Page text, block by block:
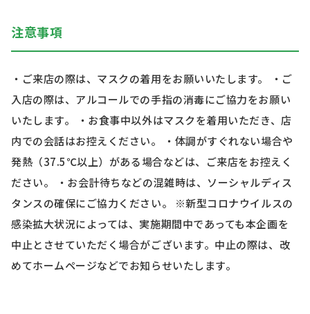
注意事項
・ご来店の際は、マスクの着用をお願いいたします。 ・ご
入店の際は、アルコールでの手指の消毒にご協力をお願い
いたします。 ・お食事中以外はマスクを着用いただき、店
内での会話はお控えください。 ・体調がすぐれない場合や
発熱（37.5℃以上）がある場合などは、ご来店をお控えく
ださい。 ・お会計待ちなどの混雑時は、ソーシャルディス
タンスの確保にご協力ください。 ※新型コロナウイルスの
感染拡大状況によっては、実施期間中であっても本企画を
中止とさせていただく場合がございます。中止の際は、改
めてホームページなどでお知らせいたします。